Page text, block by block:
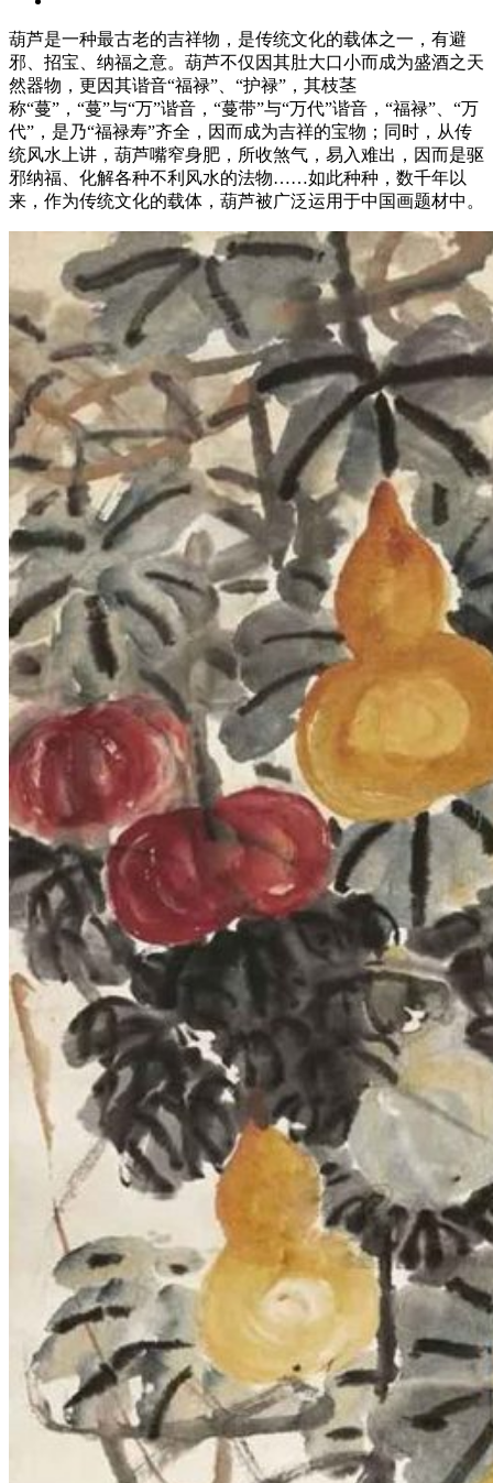
葫芦是一种最古老的吉祥物，是传统文化的载体之一，有避
邪、招宝、纳福之意。葫芦不仅因其肚大口小而成为盛酒之天
然器物，更因其谐音“福禄”、“护禄”，其枝茎
称“蔓”，“蔓”与“万”谐音，“蔓带”与“万代”谐音，“福禄”、“万
代”，是乃“福禄寿”齐全，因而成为吉祥的宝物；同时，从传
统风水上讲，葫芦嘴窄身肥，所收煞气，易入难出，因而是驱
邪纳福、化解各种不利风水的法物……如此种种，数千年以
来，作为传统文化的载体，葫芦被广泛运用于中国画题材中。